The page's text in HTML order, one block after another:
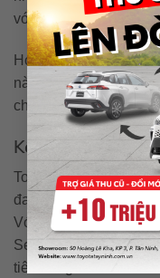
với một số mẫu xe
Hơn nữa, giá thành
này có thể gây khó
chế.
Kết luận
Toyota Sequoia là
đang tìm kiếm một
Với lịch sử phát triển
Sequoia đã khẳng
tiêu dùng.